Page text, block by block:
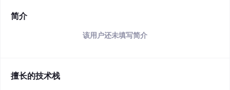
简介
该用户还未填写简介
擅长的技术栈